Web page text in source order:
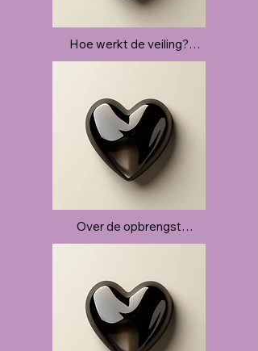
Hoe werkt de veiling?
..
Over de opbrengst
Alle verdiensten van de veiling doneer ik
verzendkosten vallen niet onder de
opbrengsten, net zoals eventuele
transactiekosten zoals iDeal. Ik verdien
zelf niets aan de veiling.